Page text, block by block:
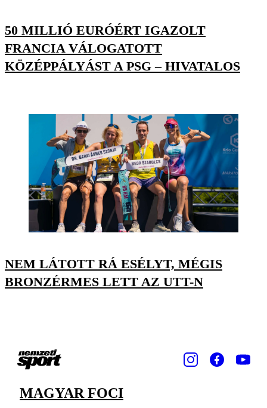
50 MILLIÓ EURÓÉRT IGAZOLT
FRANCIA VÁLOGATOTT
KÖZÉPPÁLYÁST A PSG – HIVATALOS
NEM LÁTOTT RÁ ESÉLYT, MÉGIS
BRONZÉRMES LETT AZ UTT-N
MAGYAR FOCI